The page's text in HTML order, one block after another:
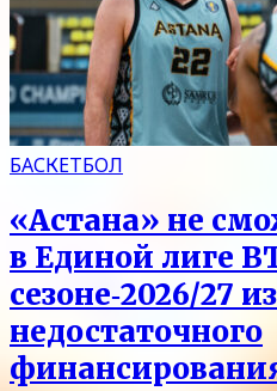
БАСКЕТБОЛ
«Астана» не
в Единой лиге
сезоне‑2026/27
недостаточного